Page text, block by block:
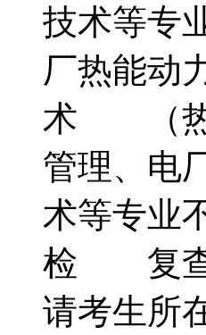
技术等专
厂热能动
术 （热
管理、电
术等专业
检 复查
请考生所